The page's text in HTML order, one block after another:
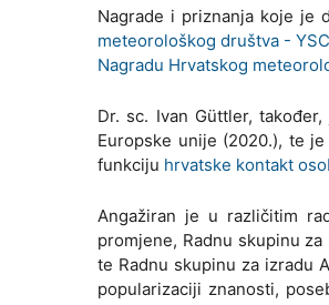
Nagrade i priznanja koje je
meteorološkog društva -
Nagradu Hrvatskog
Dr. sc. Ivan Güttler,
Europske unije (2020.), te
funkciju hrvatske kontakt
Angažiran je u različitim
promjene, Radnu skupinu
te Radnu skupinu za izradu
popularizaciji znanosti,